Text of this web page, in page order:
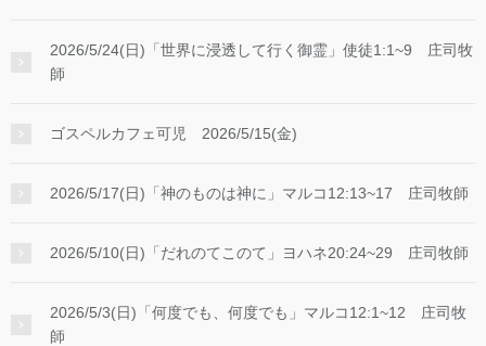
2026/5/24(日)「世界に浸透して行く御霊」使徒1:1~9 庄司牧
師
ゴスペルカフェ可児 2026/5/15(金)
2026/5/17(日)「神のものは神に」マルコ12:13~17 庄司牧師
2026/5/10(日)「だれのてこのて」ヨハネ20:24~29 庄司牧師
2026/5/3(日)「何度でも、何度でも」マルコ12:1~12 庄司牧
師